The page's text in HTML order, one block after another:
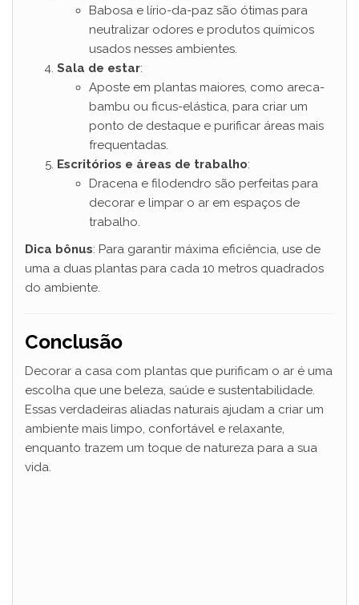
Babosa e lírio-da-paz são ótimas para
neutralizar odores e produtos químicos
usados nesses ambientes.
Sala de estar:
Aposte em plantas maiores, como areca-
bambu ou ficus-elástica, para criar um
ponto de destaque e purificar áreas mais
frequentadas.
Escritórios e áreas de trabalho:
Dracena e filodendro são perfeitas para
decorar e limpar o ar em espaços de
trabalho.
Dica bônus: Para garantir máxima eficiência, use de
uma a duas plantas para cada 10 metros quadrados
do ambiente.
Conclusão
Decorar a casa com plantas que purificam o ar é uma
escolha que une beleza, saúde e sustentabilidade.
Essas verdadeiras aliadas naturais ajudam a criar um
ambiente mais limpo, confortável e relaxante,
enquanto trazem um toque de natureza para a sua
vida.